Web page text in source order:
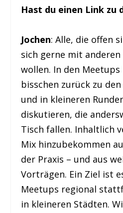
Hast du einen Link zu
Jochen: Alle, die offen
sich gerne mit anderen
wollen. In den
bisschen zurück zu
und in kleineren
diskutieren, die
Tisch fallen. Inhaltlich
Mix hinzubekommen
der Praxis – und aus
Vorträgen. Ein Ziel ist
Meetups regional
in kleineren Städten.